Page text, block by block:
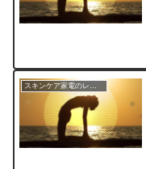
スキンケア家電のレビュー